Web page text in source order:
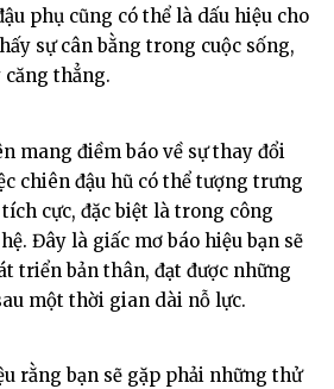
phụ cũng có thể là dấu hiệu cho
sự cân bằng trong cuộc sống,
thẳng.
mang điềm báo về sự thay đổi
chiên đậu hũ có thể tượng trưng
cực, đặc biệt là trong công
Đây là giấc mơ báo hiệu bạn sẽ
triển bản thân, đạt được những
một thời gian dài nỗ lực.
rằng bạn sẽ gặp phải những thử